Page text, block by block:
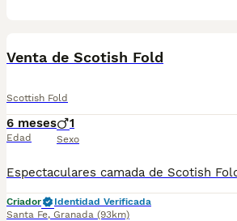
Venta de Scotish Fold
Scottish Fold
6 meses
Edad
1
Sexo
Criador
Identidad Verificada
Santa Fe, Granada (93km)